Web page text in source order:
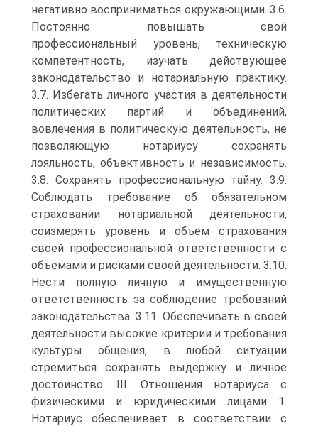
негативно восприниматься окружающими. 3.6.
Постоянно повышать свой
профессиональный уровень, техническую
компетентность, изучать действующее
законодательство и нотариальную практику.
3.7. Избегать личного участия в деятельности
политических партий и объединений,
вовлечения в политическую деятельность, не
позволяющую нотариусу сохранять
лояльность, объективность и независимость.
3.8. Сохранять профессиональную тайну. 3.9.
Соблюдать требование об обязательном
страховании нотариальной деятельности,
соизмерять уровень и объем страхования
своей профессиональной ответственности с
объемами и рисками своей деятельности. 3.10.
Нести полную личную и имущественную
ответственность за соблюдение требований
законодательства. 3.11. Обеспечивать в своей
деятельности высокие критерии и требования
культуры общения, в любой ситуации
стремиться сохранять выдержку и личное
достоинство. III. Отношения нотариуса с
физическими и юридическими лицами 1.
Нотариус обеспечивает в соответствии с